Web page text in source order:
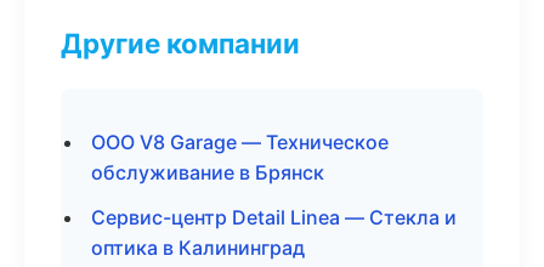
Другие компании
ООО V8 Garage — Техническое
обслуживание в Брянск
Сервис-центр Detail Linea — Стекла и
оптика в Калининград